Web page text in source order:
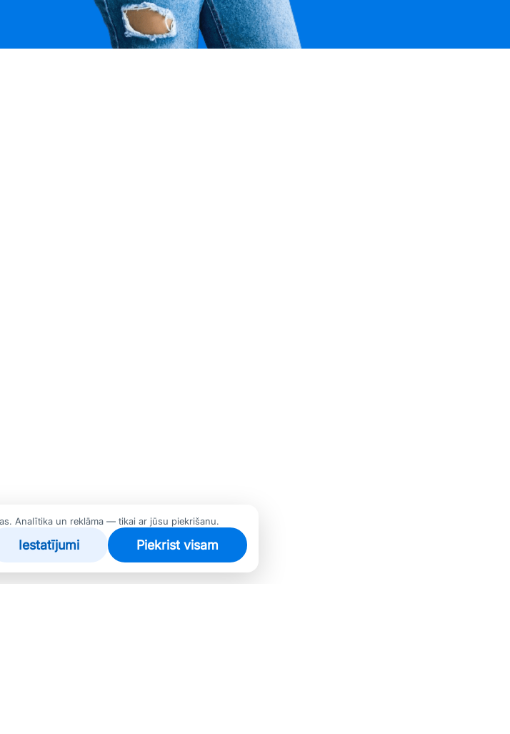
Analītika un reklāma — tikai ar jūsu piekrišanu.
Iestatījumi Piekrist visam